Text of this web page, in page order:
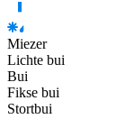
Miezer
Lichte bui
Bui
Fikse bui
Stortbui